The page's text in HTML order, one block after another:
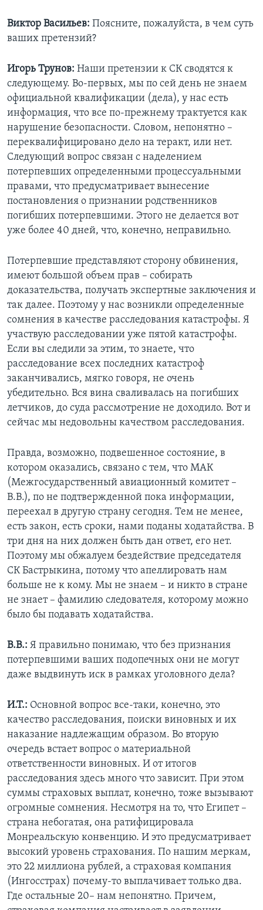
Виктор Васильев: Поясните, пожалуйста, в чем суть
ваших претензий?
Игорь Трунов: Наши претензии к СК сводятся к
следующему. Во-первых, мы по сей день не знаем
официальной квалификации (дела), у нас есть
информация, что все по-прежнему трактуется как
нарушение безопасности. Словом, непонятно –
переквалифицировано дело на теракт, или нет.
Следующий вопрос связан с наделением
потерпевших определенными процессуальными
правами, что предусматривает вынесение
постановления о признании родственников
погибших потерпевшими. Этого не делается вот
уже более 40 дней, что, конечно, неправильно.
Потерпевшие представляют сторону обвинения,
имеют большой объем прав – собирать
доказательства, получать экспертные заключения и
так далее. Поэтому у нас возникли определенные
сомнения в качестве расследования катастрофы. Я
участвую расследовании уже пятой катастрофы.
Если вы следили за этим, то знаете, что
расследование всех последних катастроф
заканчивались, мягко говоря, не очень
убедительно. Вся вина сваливалась на погибших
летчиков, до суда рассмотрение не доходило. Вот и
сейчас мы недовольны качеством расследования.
Правда, возможно, подвешенное состояние, в
котором оказались, связано с тем, что МАК
(Межгосударственный авиационный комитет –
В.В.), по не подтвержденной пока информации,
переехал в другую страну сегодня. Тем не менее,
есть закон, есть сроки, нами поданы ходатайства. В
три дня на них должен быть дан ответ, его нет.
Поэтому мы обжалуем бездействие председателя
СК Бастрыкина, потому что апеллировать нам
больше не к кому. Мы не знаем – и никто в стране
не знает – фамилию следователя, которому можно
было бы подавать ходатайства.
В.В.: Я правильно понимаю, что без признания
потерпевшими ваших подопечных они не могут
даже выдвинуть иск в рамках уголовного дела?
И.Т.: Основной вопрос все-таки, конечно, это
качество расследования, поиски виновных и их
наказание надлежащим образом. Во вторую
очередь встает вопрос о материальной
ответственности виновных. И от итогов
расследования здесь много что зависит. При этом
суммы страховых выплат, конечно, тоже вызывают
огромные сомнения. Несмотря на то, что Египет –
страна небогатая, она ратифицировала
Монреальскую конвенцию. И это предусматривает
высокий уровень страхования. По нашим меркам,
это 22 миллиона рублей, а страховая компания
(Ингосстрах) почему-то выплачивает только два.
Где остальные 20– нам непонятно. Причем,